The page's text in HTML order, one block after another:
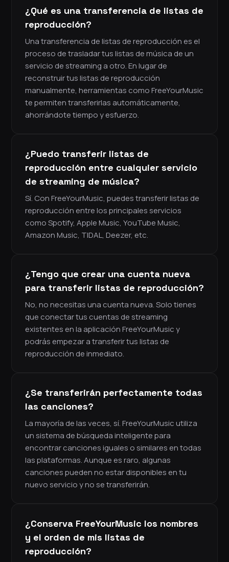
¿Qué es una transferencia de listas de
reproducción?
Una transferencia de listas de reproducción es el
proceso de trasladar tus listas de música de un
servicio de streaming a otro. En lugar de
reconstruir tus listas de reproducción
manualmente, herramientas como FreeYourMusic
te permiten transferirlas automáticamente,
ahorrándote tiempo y esfuerzo.
¿Puedo transferir listas de
reproducción entre cualquier servicio
de streaming de música?
Sí. Con FreeYourMusic, puedes transferir listas de
reproducción entre los principales servicios
como Spotify, Apple Music, YouTube Music,
Amazon Music, TIDAL, Deezer, etc.
¿Tengo que crear una cuenta nueva
para transferir listas de reproducción?
No, no necesitas una cuenta nueva. Solo tienes
que conectar tus cuentas de streaming
existentes en la aplicación FreeYourMusic y
podrás empezar a transferir tus listas de
reproducción de inmediato.
¿Se transferirán perfectamente todas
las canciones?
La mayoría de las veces, sí. FreeYourMusic utiliza
un sistema de búsqueda inteligente para
encontrar canciones iguales o similares en todas
las plataformas. Aunque es raro, algunas
canciones pueden no estar disponibles en tu
nuevo servicio y no se transferirán.
¿Conserva FreeYourMusic los nombres
y el orden de mis listas de
reproducción?